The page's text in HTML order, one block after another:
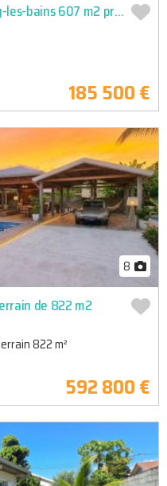
Terrain constructible manapany-les-bains 607 m2 proche commoditées
185 500 €
8
de 822 m2
822 m²
592 800 €